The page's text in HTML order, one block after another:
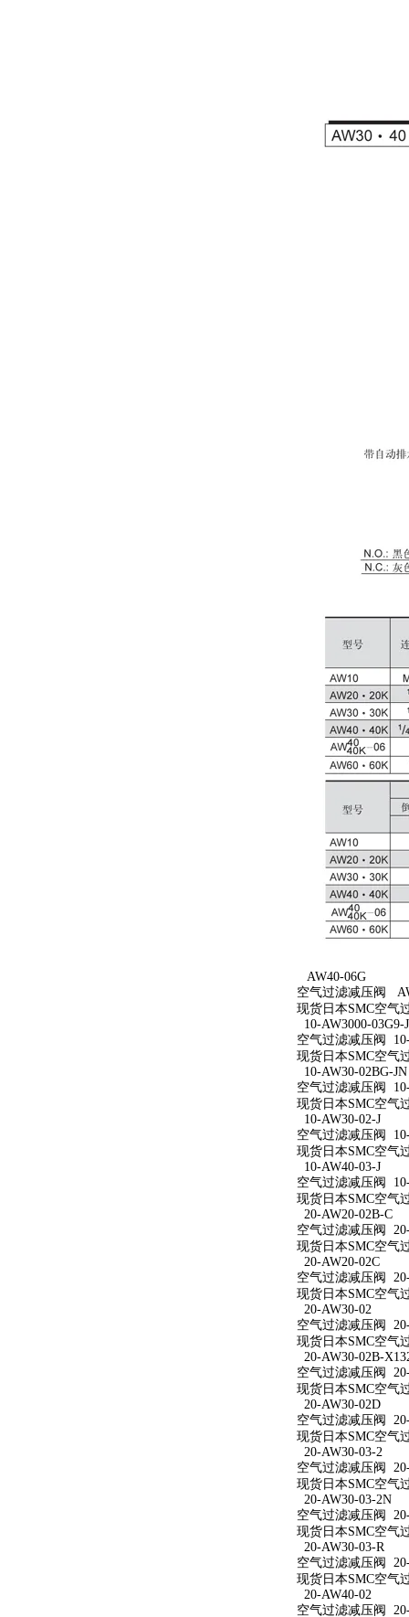
AW40-06G
空气过滤减压阀
现货日本SMC空气
10-AW3000-03G9-
空气过滤减压阀
现货日本SMC空气
10-AW30-02BG-JN
空气过滤减压阀
现货日本SMC空气
10-AW30-02-J
空气过滤减压阀
现货日本SMC空气
10-AW40-03-J
空气过滤减压阀
现货日本SMC空气
20-AW20-02B-C
空气过滤减压阀
现货日本SMC空气
20-AW20-02C
空气过滤减压阀
现货日本SMC空气
20-AW30-02
空气过滤减压阀
现货日本SMC空气
20-AW30-02B-
空气过滤减压阀
现货日本SMC空气
20-AW30-02D
空气过滤减压阀
现货日本SMC空气
20-AW30-03-2
空气过滤减压阀
现货日本SMC空气
20-AW30-03-2N
空气过滤减压阀
现货日本SMC空气
20-AW30-03-R
空气过滤减压阀
现货日本SMC空气
20-AW40-02
空气过滤减压阀